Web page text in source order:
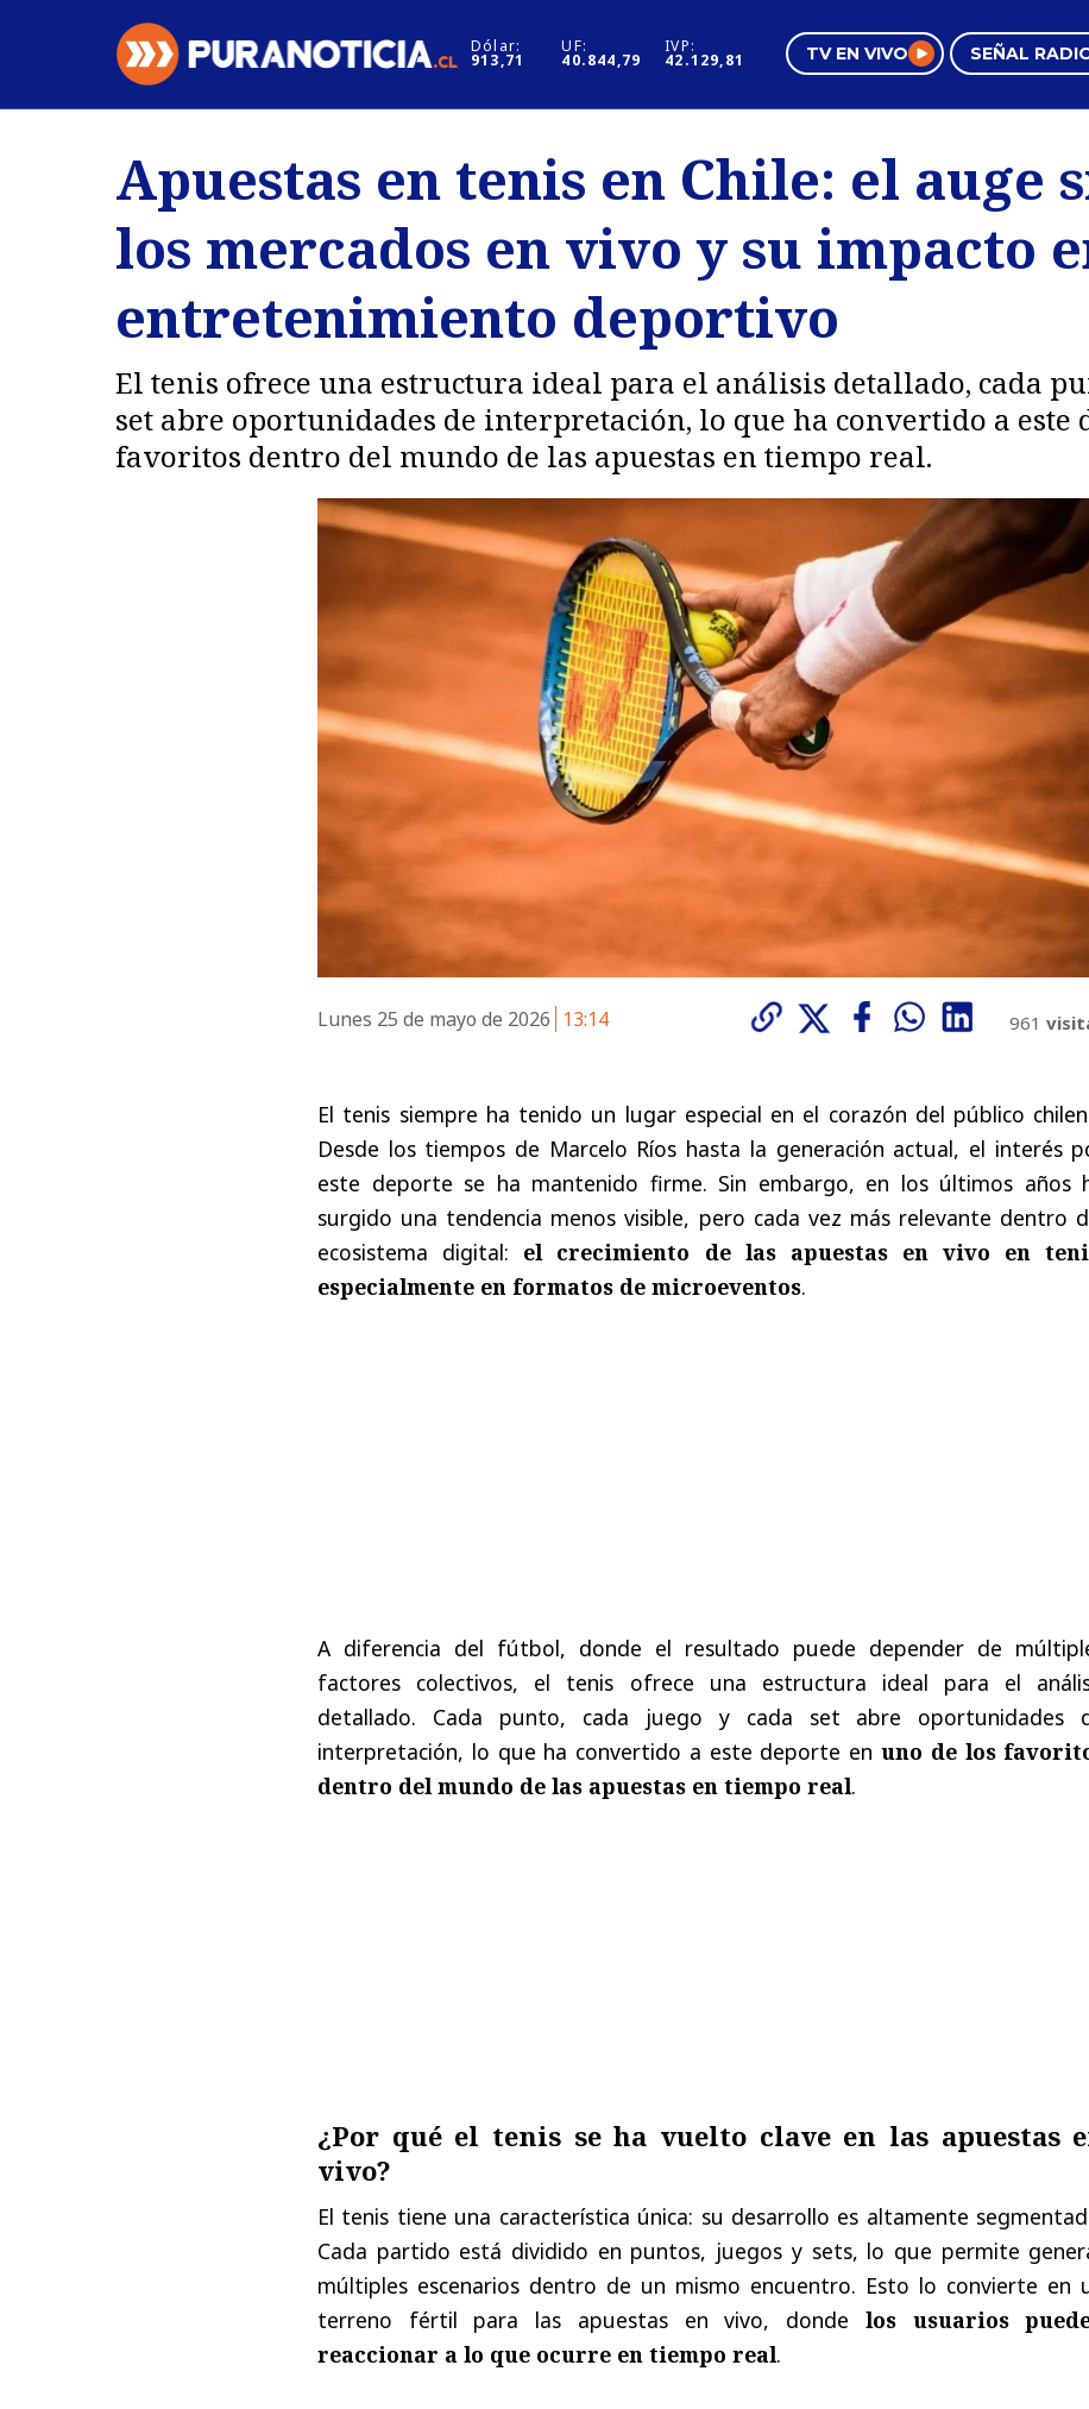
Dólar:
913,71
UF:
40.844,79
IVP:
42.129,81 TV EN VIVO SEÑAL
Regiones
Deportes
Internacional
Motores
Negocios
Pura Mujer Videos
Apuestas en tenis en Chile: el auge
los mercados en vivo y su impacto
entretenimiento deportivo
El tenis ofrece una estructura ideal para el análisis detallado, cada
set abre oportunidades de interpretación, lo que ha convertido a este
favoritos dentro del mundo de las apuestas en tiempo real.
Lunes 25 de mayo de 2026 13:14 961
El tenis siempre ha tenido un lugar especial en el corazón del público
Desde los tiempos de Marcelo Ríos hasta la generación actual, el interés
este deporte se ha mantenido firme. Sin embargo, en los últimos años
surgido una tendencia menos visible, pero cada vez más relevante dentro
ecosistema digital: el crecimiento de las apuestas en vivo en
especialmente en formatos de microeventos.
A diferencia del fútbol, donde el resultado puede depender de
factores colectivos, el tenis ofrece una estructura ideal para el
detallado. Cada punto, cada juego y cada set abre oportunidades
interpretación, lo que ha convertido a este deporte en uno de los
dentro del mundo de las apuestas en tiempo real.
¿Por qué el tenis se ha vuelto clave en las apuestas
vivo?
El tenis tiene una característica única: su desarrollo es altamente
Cada partido está dividido en puntos, juegos y sets, lo que permite
múltiples escenarios dentro de un mismo encuentro. Esto lo convierte en
terreno fértil para las apuestas en vivo, donde los usuarios
reaccionar a lo que ocurre en tiempo real.